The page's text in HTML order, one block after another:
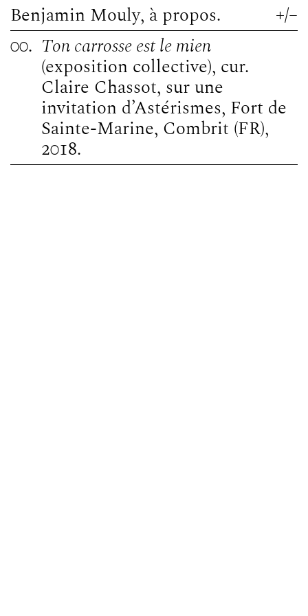
Benjamin Mouly, à propos. +/–
00. Ton carrosse est le mien
(exposition collective), cur.
Claire Chassot, sur une
invitation d’Astérismes, Fort de
Sainte-Marine, Combrit (FR),
2018.